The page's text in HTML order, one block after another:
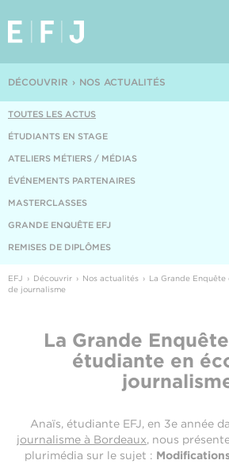
NOS ACTUALITÉS
DÉCOUVRIR
TOUTES LES ACTUS
ÉTUDIANTS EN STAGE
ATELIERS MÉTIERS / MÉDIAS
ÉVÉNEMENTS PARTENAIRES
MASTERCLASSES
GRANDE ENQUÊTE EFJ
REMISES DE DIPLÔMES
EFJ Découvrir Nos actualités
La Grande
de journalisme
La Grande
étudiante en
Anaïs, étudiante EFJ, en 3e année
journalisme à Bordeaux, nous
plurimédia sur le sujet :